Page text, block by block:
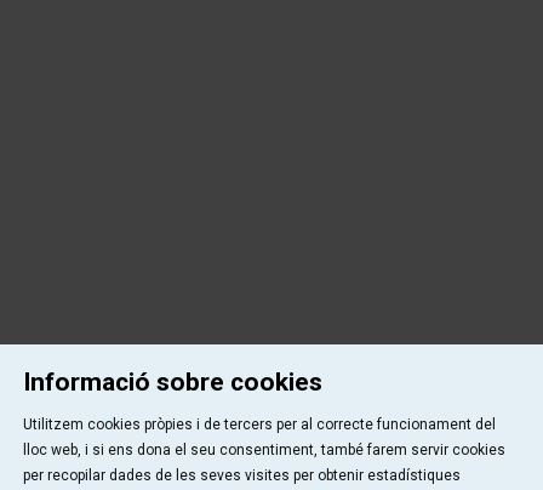
Informació sobre cookies
Utilitzem cookies pròpies i de tercers per al correcte funcionament del
lloc web, i si ens dona el seu consentiment, també farem servir cookies
per recopilar dades de les seves visites per obtenir estadístiques